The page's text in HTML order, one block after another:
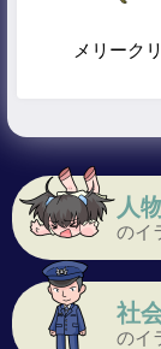
人
のイ
社
のイ
メリーク